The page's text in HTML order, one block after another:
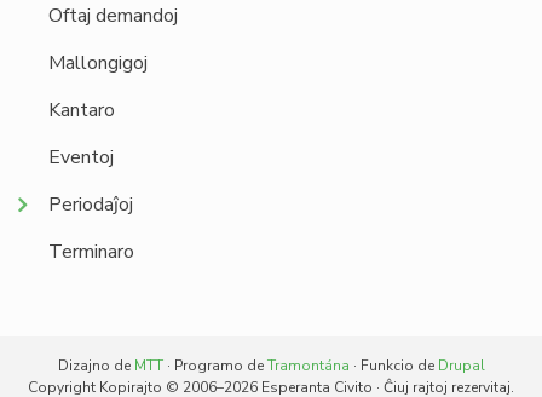
Oftaj demandoj
Mallongigoj
Kantaro
Eventoj
Periodaĵoj
Terminaro
Dizajno de MTT· Programo deTramontána · Funkcio de Drupal
Copyright Kopirajto © 2006–2026 Esperanta Civito · Ĉiuj rajtoj rezervitaj.